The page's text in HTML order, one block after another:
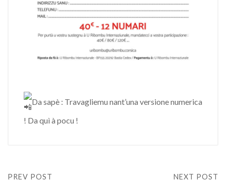
Da sapè : Travagliemu nant’una versione numerica
! Da quì à pocu !
PREV POST NEXT POST